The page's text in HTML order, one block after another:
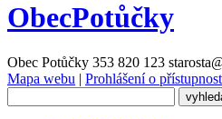
ObecPotůčky
Obec Potůčky 353 820 123
Mapa webu | Prohlášení o